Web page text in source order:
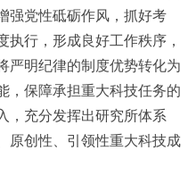
强党性砥砺作风，抓好考
执行，形成良好工作秩序，
严明纪律的制度优势转化为
，保障承担重大科技任务的
，充分发挥出研究所体系
原创性、引领性重大科技成